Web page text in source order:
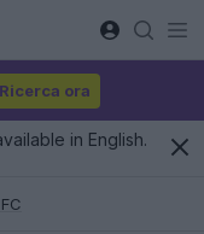
Ricerca ora
in English.